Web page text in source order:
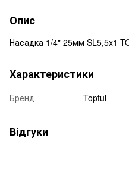
Опис
Насадка 1/4" 25мм SL5,5x1
Характеристики
Бренд Toptul
Відгуки